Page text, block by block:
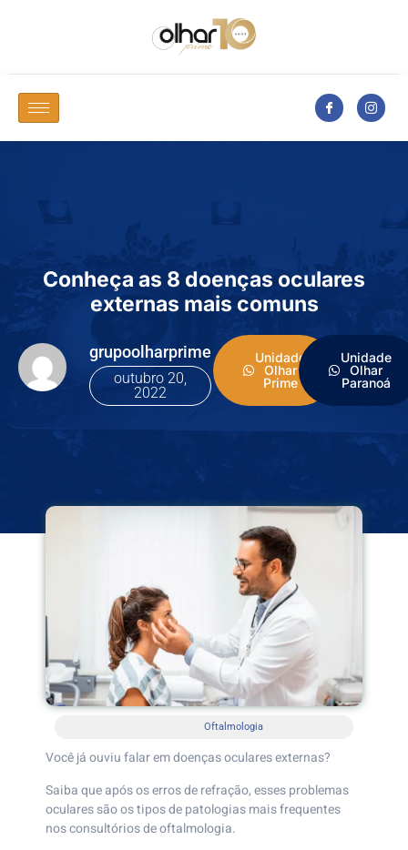
Conheça as 8 doenças oculares
externas mais comuns
grupoolharprime
outubro 20,
2022
Unidade
Olhar
Prime
Unidade
Olhar
Paranoá
Oftalmologia
Você já ouviu falar em doenças oculares externas?
Saiba que após os erros de refração, esses problemas
oculares são os tipos de patologias mais frequentes
nos consultórios de oftalmologia.